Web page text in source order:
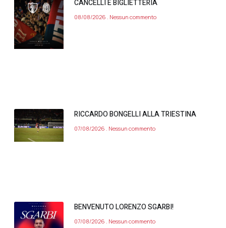
CANCELLI E BIGLIETTERIA
08/08/2026 Nessun commento
RICCARDO BONGELLI ALLA TRIESTINA
07/08/2026 Nessun commento
BENVENUTO LORENZO SGARBI!
07/08/2026 Nessun commento